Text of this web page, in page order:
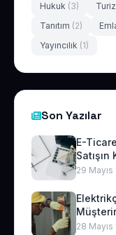
Hukuk (3)
Tanıtım (2)
Yayıncılık (1)
Son Yazılar
E-
Satışın
29
28